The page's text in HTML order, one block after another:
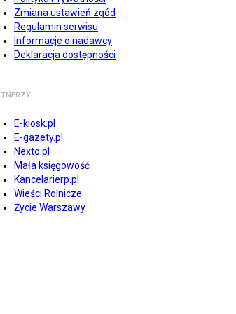
Zmiana ustawień zgód
Regulamin serwisu
Informacje o nadawcy
Deklaracja dostępności
E-kiosk.pl
E-gazety.pl
Nexto.pl
Mała księgowość
Kancelarierp.pl
Wieści Rolnicze
Życie Warszawy